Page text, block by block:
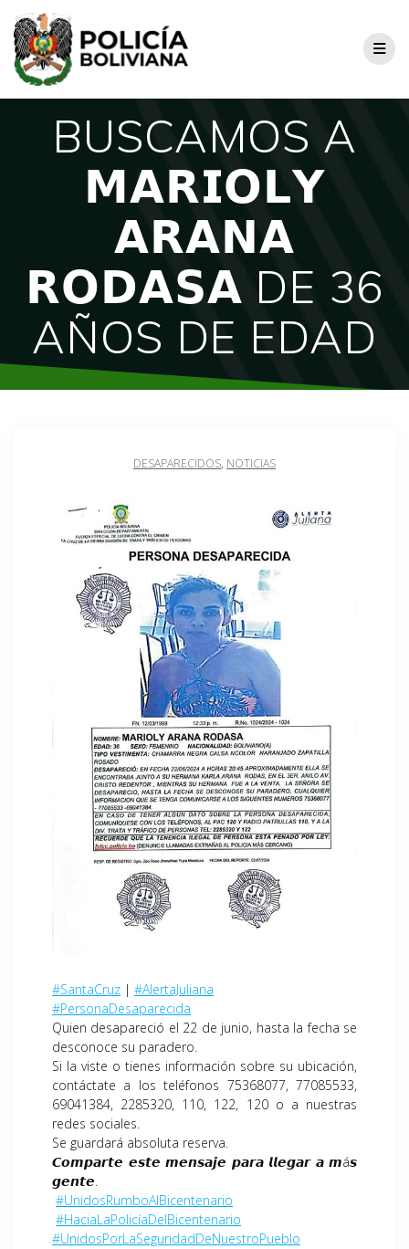
BUSCAMOS A
𝗠𝗔𝗥𝗜𝗢𝗟𝗬
𝗔𝗥𝗔𝗡𝗔
𝗥𝗢𝗗𝗔𝗦𝗔 DE 36
AÑOS DE EDAD
DESAPARECIDOS, NOTICIAS
#SantaCruz | #AlertaJuliana
#PersonaDesaparecida
Quien desapareció el 22 de junio, hasta la fecha se
desconoce su paradero.
Si la viste o tienes información sobre su ubicación,
contáctate a los teléfonos 75368077, 77085533,
69041384, 2285320, 110, 122, 120 o a nuestras
redes sociales.
Se guardará absoluta reserva.
𝘾𝙤𝙢𝙥𝙖𝙧𝙩𝙚 𝙚𝙨𝙩𝙚 𝙢𝙚𝙣𝙨𝙖𝙟𝙚 𝙥𝙖𝙧𝙖 𝙡𝙡𝙚𝙜𝙖𝙧 𝙖 𝙢á𝙨
𝙜𝙚𝙣𝙩𝙚.
#UnidosRumboAlBicentenario
#HaciaLaPolicíaDelBicentenario
#UnidosPorLaSeguridadDeNuestroPueblo